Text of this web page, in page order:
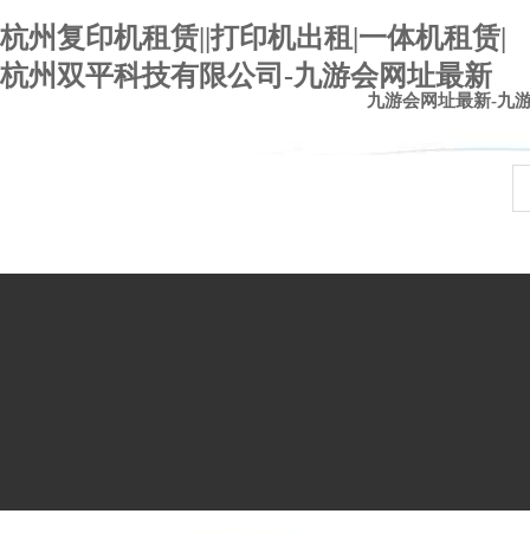
杭州复印机租赁||打印机出租|一体机租赁|
杭州双平科技有限公司-九游会网址最新
九游会网址最新-九